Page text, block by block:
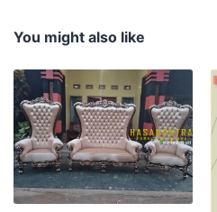
You might also like